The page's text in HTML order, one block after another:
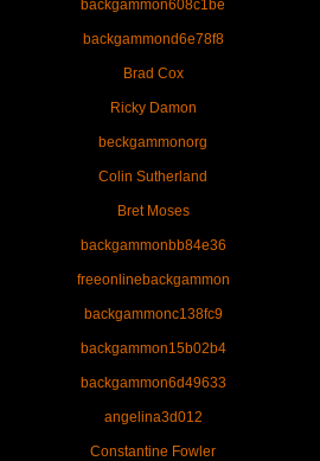
backgammon608c1be
backgammond6e78f8
Brad Cox
Ricky Damon
beckgammonorg
Colin Sutherland
Bret Moses
backgammonbb84e36
freeonlinebackgammon
backgammonc138fc9
backgammon15b02b4
backgammon6d49633
angelina3d012
Constantine Fowler